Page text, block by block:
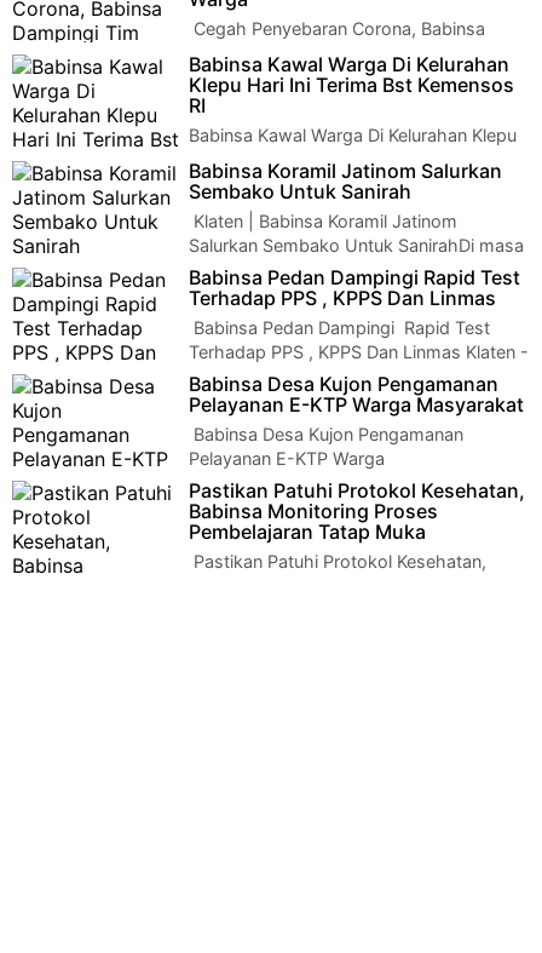
Cegah Penyebaran Corona, Babinsa
Dampingi Tim Kesehatan Test Swab
Warga Klaten | Memaksimalkan upaya pencegahan Covid-1…
Babinsa Kawal Warga Di Kelurahan
Klepu Hari Ini Terima Bst Kemensos
RI
Babinsa Kawal Warga Di Kelurahan Klepu
Hari Ini Terima Bst Kemensos RI Klaten -
Babinsa Desa Klepu Serda Suhardo Korami…
Babinsa Koramil Jatinom Salurkan
Sembako Untuk Sanirah
Klaten | Babinsa Koramil Jatinom
Salurkan Sembako Untuk SanirahDi masa
pandemi seperti sekarang ini merupakan masa masa…
Babinsa Pedan Dampingi Rapid Test
Terhadap PPS , KPPS Dan Linmas
Babinsa Pedan Dampingi Rapid Test
Terhadap PPS , KPPS Dan Linmas Klaten -
Serda Hendri Rustanto Babinsa Koramil 04/Ped…
Babinsa Desa Kujon Pengamanan
Pelayanan E-KTP Warga Masyarakat
Babinsa Desa Kujon Pengamanan
Pelayanan E-KTP Warga
Masyarakat Klaten - Babinsa Desa Kujon Koramil 23/Ceper
Kodim 0723/…
Pastikan Patuhi Protokol Kesehatan,
Babinsa Monitoring Proses
Pembelajaran Tatap Muka
Pastikan Patuhi Protokol Kesehatan,